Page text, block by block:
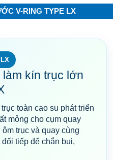
V-RING TYPE LX
làm kín trục lớn
toàn cao su phát triển
mỏng cho cụm quay
trục và quay cùng
tiếp để chắn bụi,